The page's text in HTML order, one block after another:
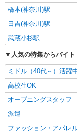
橋本(神奈川)駅
日吉(神奈川)駅
武蔵小杉駅
人気の特集からバイ
ミドル（40代～）活躍
高校生OK
オープニングスタッフ
派遣
ファッション・アパレ